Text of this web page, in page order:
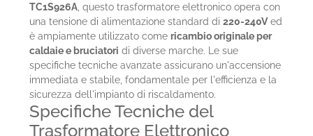
TC1S926A , questo trasformatore elettronico opera con
una tensione di alimentazione standard di220-240Ved
è ampiamente utilizzato comericambio originale per
caldaie e bruciatori di diverse marche. Le sue
specifiche tecniche avanzate assicurano un'accensione
immediata e stabile, fondamentale per l'efficienza e la
sicurezza dell'impianto di riscaldamento.
Specifiche Tecniche del
Trasformatore Elettronico